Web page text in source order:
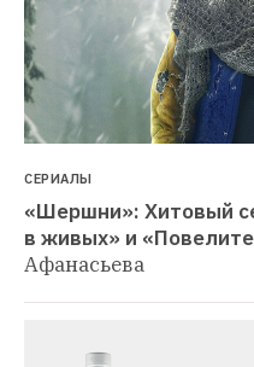
СЕРИАЛЫ
«Шершни»: Хитовый
в живых» и
Афанасьева